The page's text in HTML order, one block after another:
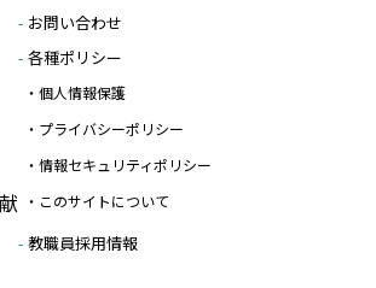
- お問い合わせ
- 各種ポリシー
・個人情報保護
・プライバシーポリシー
・情報セキュリティポリシー
・このサイトについて
- 教職員採用情報